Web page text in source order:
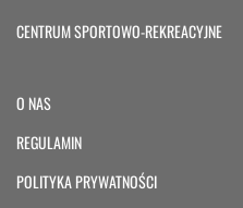
CENTRUM SPORTOWO-REKREACYJNE
O NAS
REGULAMIN
POLITYKA PRYWATNOŚCI